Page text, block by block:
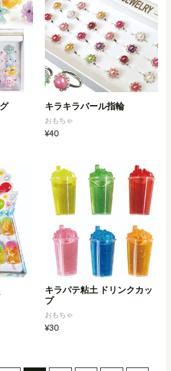
キラキラバール指輪
おもちゃ
¥40
キラパテ粘土 ドリンクカッ
プ
おもちゃ
¥30